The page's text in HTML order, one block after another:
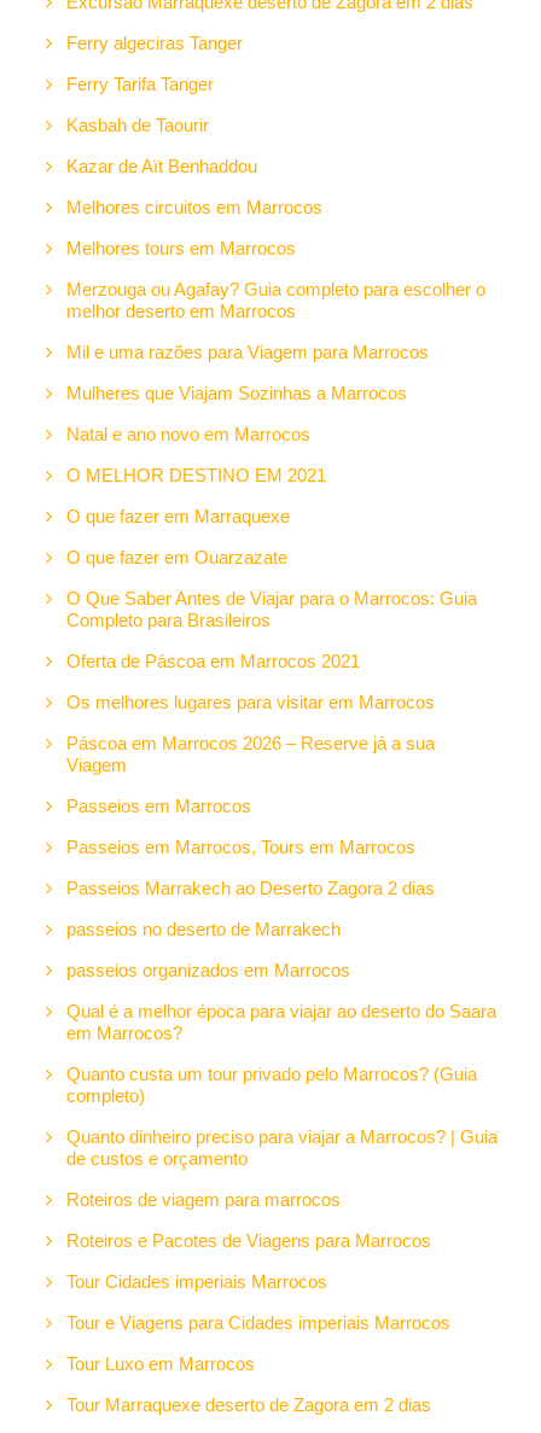
Ferry algeciras Tanger
Ferry Tarifa Tanger
Kasbah de Taourir
Kazar de Aït Benhaddou
Melhores circuitos em Marrocos
Melhores tours em Marrocos
Merzouga ou Agafay? Guia completo para escolher o
melhor deserto em Marrocos
Mil e uma razões para Viagem para Marrocos
Mulheres que Viajam Sozinhas a Marrocos
Natal e ano novo em Marrocos
O MELHOR DESTINO EM 2021
O que fazer em Marraquexe
O que fazer em Ouarzazate
O Que Saber Antes de Viajar para o Marrocos: Guia
Completo para Brasileiros
Oferta de Páscoa em Marrocos 2021
Os melhores lugares para visitar em Marrocos
Páscoa em Marrocos 2026 – Reserve já a sua
Viagem
Passeios em Marrocos
Passeios em Marrocos, Tours em Marrocos
Passeios Marrakech ao Deserto Zagora 2 dias
passeios no deserto de Marrakech
passeios organizados em Marrocos
Qual é a melhor época para viajar ao deserto do Saara
em Marrocos?
Quanto custa um tour privado pelo Marrocos? (Guia
completo)
Quanto dinheiro preciso para viajar a Marrocos? | Guia
de custos e orçamento
Roteiros de viagem para marrocos
Roteiros e Pacotes de Viagens para Marrocos
Tour Cidades imperiais Marrocos
Tour e Viagens para Cidades imperiais Marrocos
Tour Luxo em Marrocos
Tour Marraquexe deserto de Zagora em 2 dias